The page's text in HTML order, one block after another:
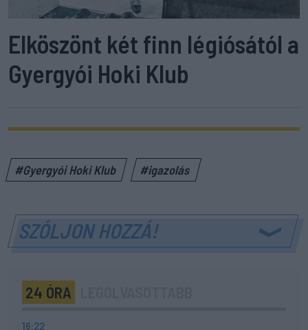
Elköszönt két finn légiósától a
Gyergyói Hoki Klub
#Gyergyói Hoki Klub #igazolás
SZÓLJON HOZZÁ!
24 ÓRA
16:22